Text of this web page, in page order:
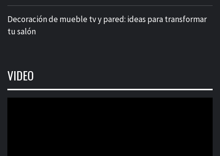
Decoración de mueble tv y pared: ideas para transformar
tu salón
VIDEO